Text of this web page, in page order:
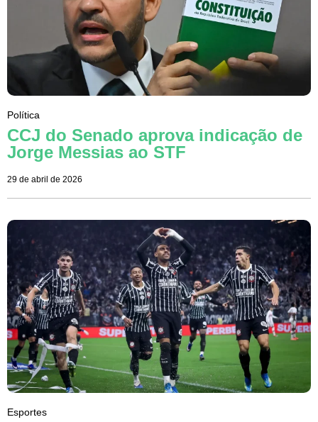
Política
CCJ do Senado aprova indicação de
Jorge Messias ao STF
29 de abril de 2026
Esportes